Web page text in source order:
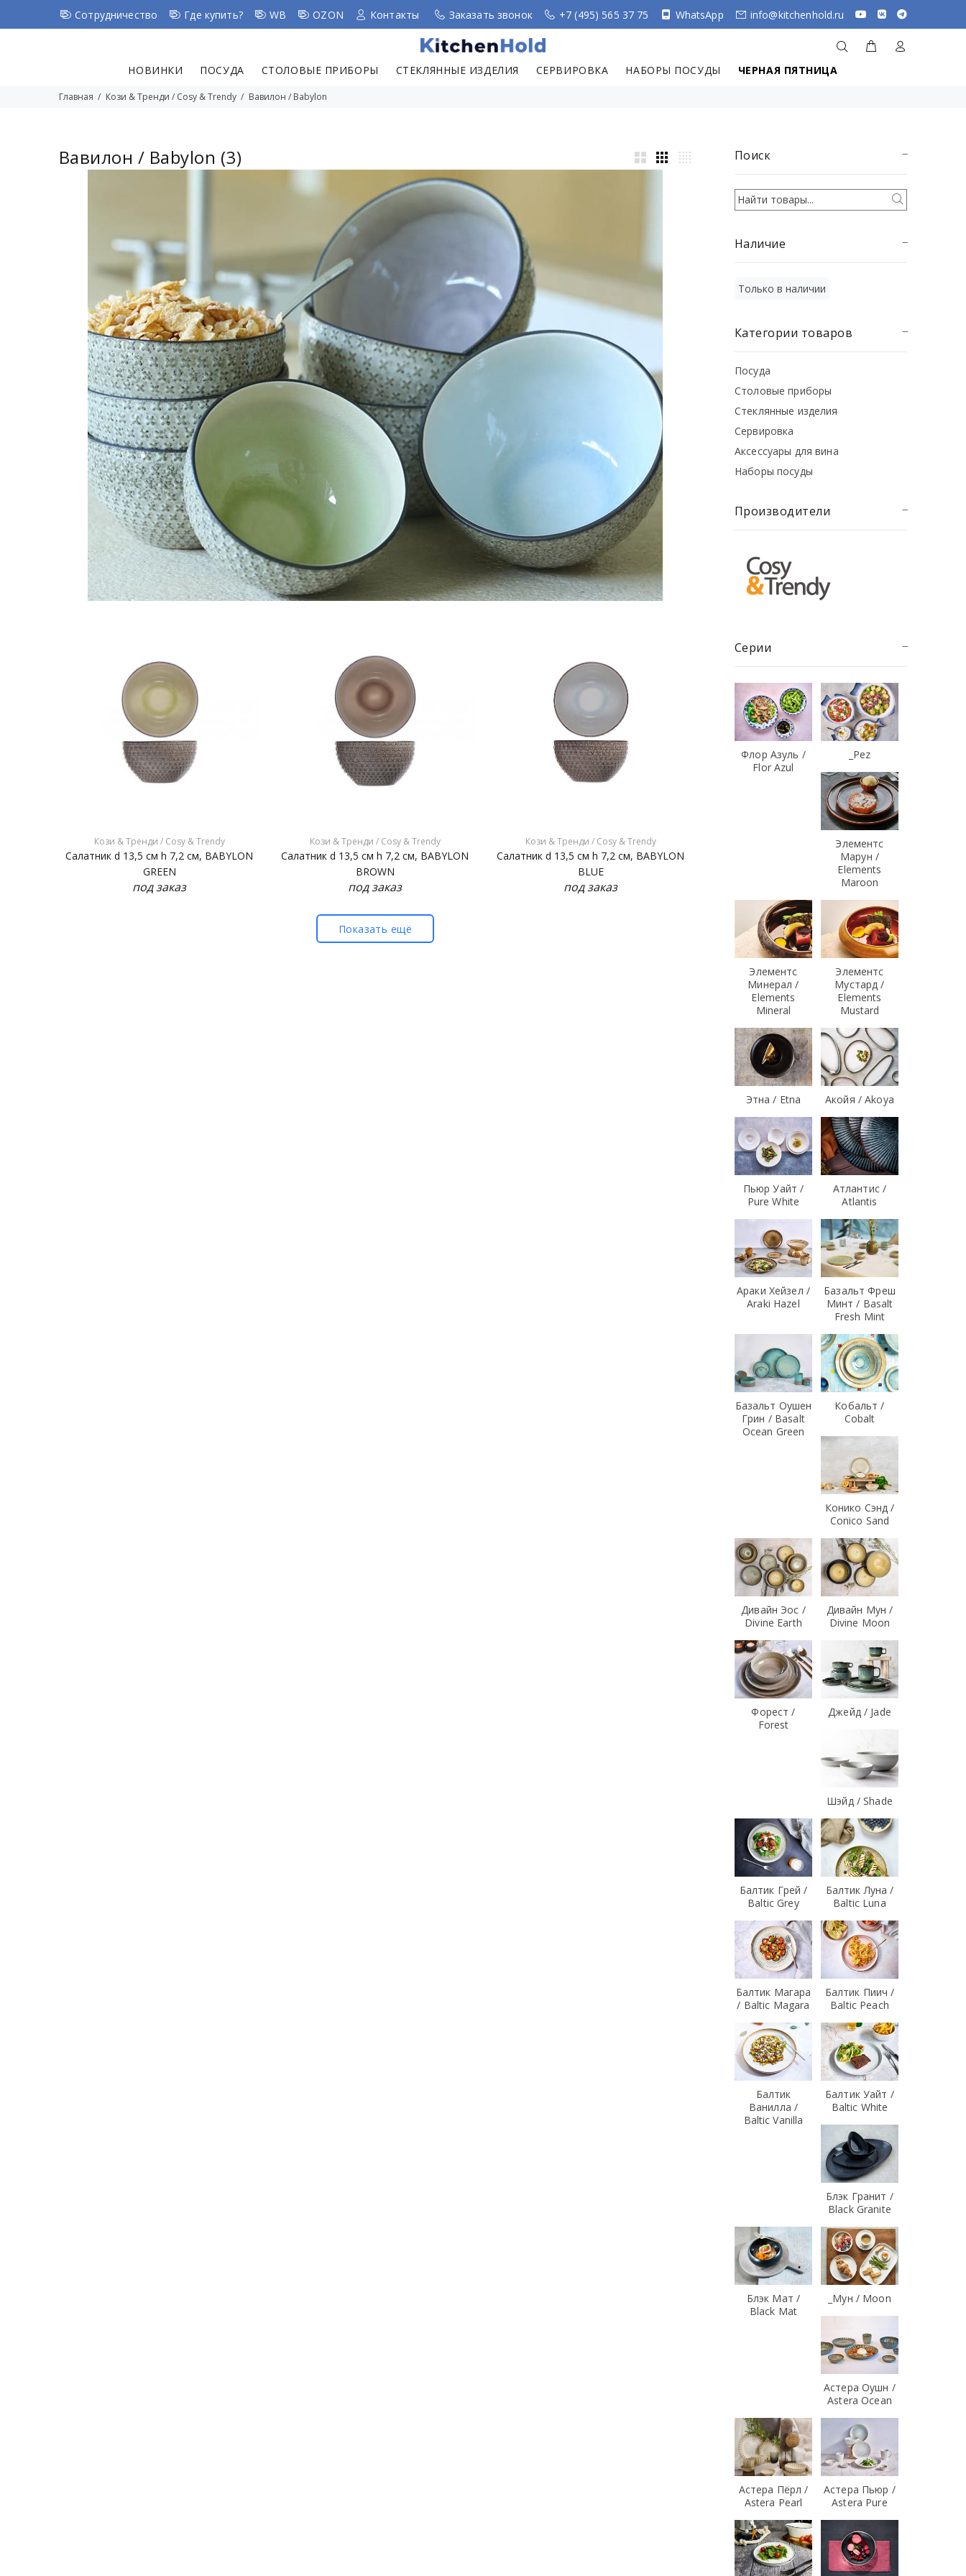
Сотрудничество Где купить? WB OZON Контакты Заказать звонок +7 (495) 565 37 75 WhatsApp info@kitchenhold.ru
НОВИНКИ ПОСУДА СТОЛОВЫЕ ПРИБОРЫ СТЕКЛЯННЫЕ ИЗДЕЛИЯ СЕРВИРОВКА НАБОРЫ ПОСУДЫ ЧЕРНАЯ ПЯТНИЦА
Главная Кози & Тренди / Cosy & Trendy Вавилон / Babylon
Поиск
Наличие
Только в наличии
Категории товаров
Посуда
Столовые приборы
Стеклянные изделия
Сервировка
Аксессуары для вина
Наборы посуды
Производители
Серии
Флор Азуль /
Flor Azul
_Pez
Элементс
Марун /
Elements
Maroon
Элементс
Минерал /
Elements
Mineral
Элементс
Мустард /
Elements
Mustard
Этна / Etna Акойя / Akoya
Пьюр Уайт /
Pure White
Атлантис /
Atlantis
Араки Хейзел /
Araki Hazel
Базальт Фреш
Минт / Basalt
Fresh Mint
Базальт Оушен
Грин / Basalt
Ocean Green
Кобальт /
Cobalt
Конико Сэнд /
Conico Sand
Дивайн Эос /
Divine Earth
Дивайн Мун /
Divine Moon
Форест /
Forest
Джейд / Jade
Шэйд / Shade
Балтик Грей /
Baltic Grey
Балтик Луна /
Baltic Luna
Балтик Магара
/ Baltic Magara
Балтик Пиич /
Baltic Peach
Балтик
Ванилла /
Baltic Vanilla
Балтик Уайт /
Baltic White
Блэк Гранит /
Black Granite
Блэк Мат /
Black Mat
_Мун / Moon
Астера Оушн /
Astera Ocean
Астера Пёрл /
Astera Pearl
Астера Пьюр /
Astera Pure
Вавилон / Babylon (3)
Кози & Тренди / Cosy & Trendy
Салатник d 13,5 см h 7,2 см, BABYLON
GREEN
под заказ
Кози & Тренди / Cosy & Trendy
Салатник d 13,5 см h 7,2 см, BABYLON
BROWN
под заказ
Кози & Тренди / Cosy & Trendy
Салатник d 13,5 см h 7,2 см, BABYLON
BLUE
под заказ
Показать ещё